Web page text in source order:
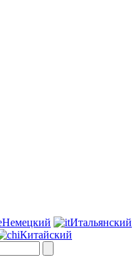
Немецкий
Итальянский
Китайский